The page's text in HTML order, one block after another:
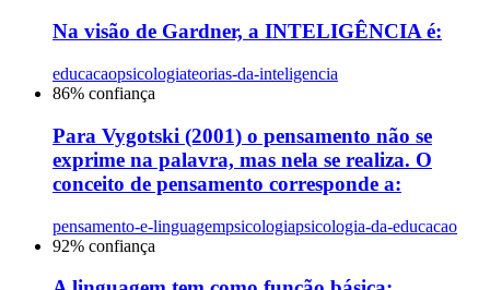
Na visão de Gardner, a INTELIGÊNCIA é:
educacaopsicologiateorias-da-inteligencia
86% confiança
Para Vygotski (2001) o pensamento não se
exprime na palavra, mas nela se realiza. O
conceito de pensamento corresponde a:
pensamento-e-linguagempsicologiapsicologia-da-educacao
92% confiança